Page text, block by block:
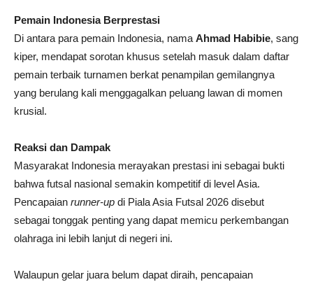
Pemain Indonesia Berprestasi
Di antara para pemain Indonesia, nama Ahmad Habibie, sang
kiper, mendapat sorotan khusus setelah masuk dalam daftar
pemain terbaik turnamen berkat penampilan gemilangnya
yang berulang kali menggagalkan peluang lawan di momen
krusial.
Reaksi dan Dampak
Masyarakat Indonesia merayakan prestasi ini sebagai bukti
bahwa futsal nasional semakin kompetitif di level Asia.
Pencapaian runner-up di Piala Asia Futsal 2026 disebut
sebagai tonggak penting yang dapat memicu perkembangan
olahraga ini lebih lanjut di negeri ini.
Walaupun gelar juara belum dapat diraih, pencapaian